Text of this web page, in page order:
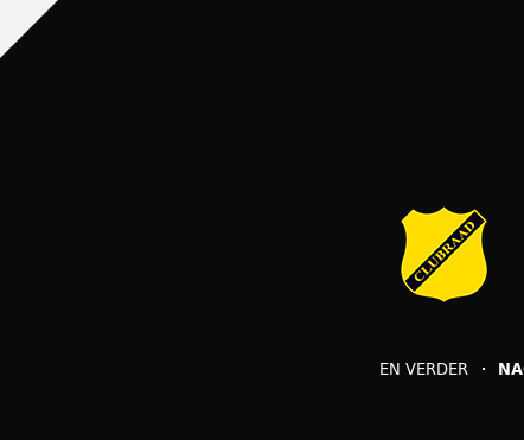
EN VERDER